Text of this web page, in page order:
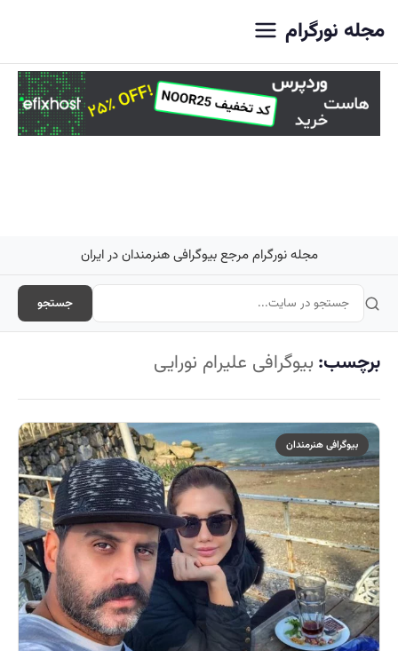
مجله نورگرام
مجله نورگرام مرجع بیوگرافی هنرمندان در ایران
جستجو
برچسب: بیوگرافی علیرام نورایی
بیوگرافی هنرمندان